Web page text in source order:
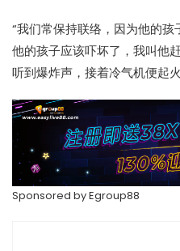
“我们常保持联络，因为他的
他的孩子应该吓坏了，我叫他
听到爆炸声，接着冷气机便起
Sponsored byEgroup88